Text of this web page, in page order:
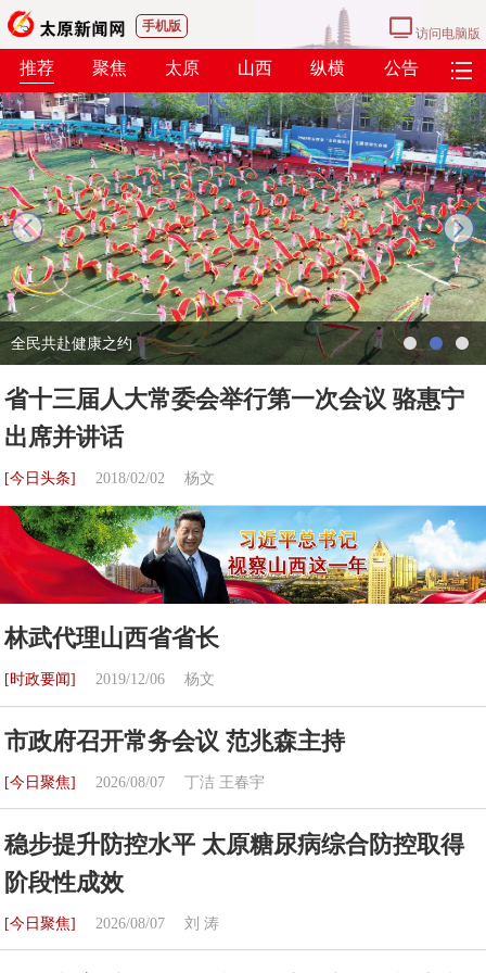
手机版 访问电脑版
推荐 聚焦 太原 山西 纵横 公告
next
全民共赴健康之约
省十三届人大常委会举行第一次会议 骆惠宁
出席并讲话
[今日头条] 2018/02/02 杨文
林武代理山西省省长
[时政要闻] 2019/12/06 杨文
市政府召开常务会议 范兆森主持
[今日聚焦] 2026/08/07 丁洁 王春宇
稳步提升防控水平 太原糖尿病综合防控取得
阶段性成效
[今日聚焦] 2026/08/07 刘 涛